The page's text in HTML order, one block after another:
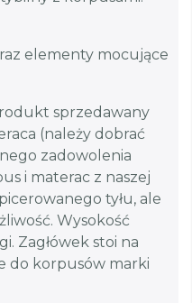
elementy mocujące
sprzedawany
(należy dobrać
zadowolenia
i materac z naszej
tyłu, ale
Wysokość
Zagłówek stoi na
do korpusów marki